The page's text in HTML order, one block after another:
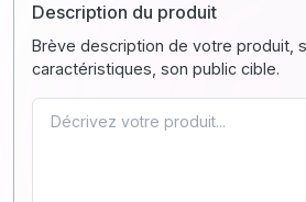
Description du produit
Brève description de votre produit,
caractéristiques, son public cible.